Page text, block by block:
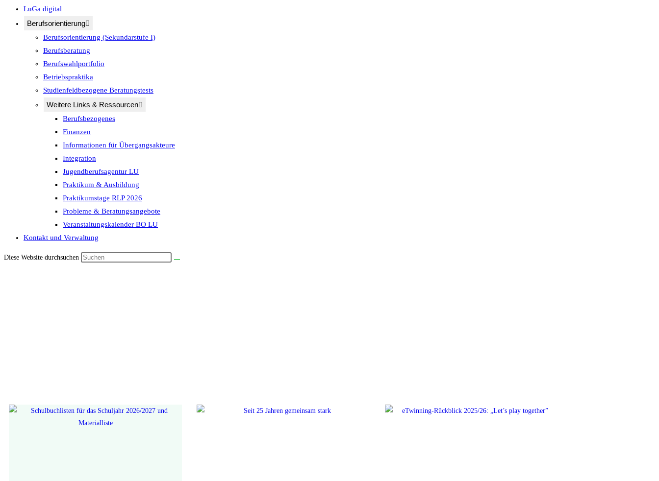
LuGa digital
Berufsorientierung
Berufsorientierung (Sekundarstufe I)
Berufsberatung
Berufswahlportfolio
Betriebspraktika
Studienfeldbezogene Beratungstests
Weitere Links & Ressourcen
Berufsbezogenes
Finanzen
Informationen für Übergangsakteure
Integration
Jugendberufsagentur LU
Praktikum & Ausbildung
Praktikumstage RLP 2026
Probleme & Beratungsangebote
Veranstaltungskalender BO LU
Kontakt und Verwaltung
Diese Website durchsuchen